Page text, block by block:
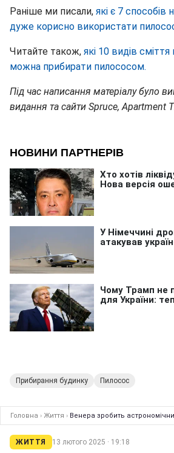
Раніше ми писали, які є 7 способів
дуже корисно використати
Читайте також, які 10 видів сміття
можна прибирати пилососом.
Під час написання матеріалу було
видання та сайти Spruce, Apartment
Прибирання будинку Пилосос
Головна › Життя › Венера зробить
ЖИТТЯ 13 лютого 2025 · 19:18